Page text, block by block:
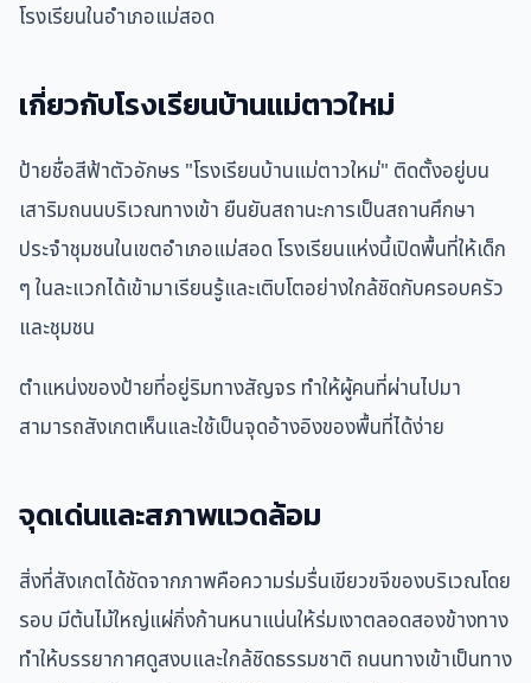
โรงเรียนในอำเภอแม่สอด
เกี่ยวกับโรงเรียนบ้านแม่ตาวใหม่
ป้ายชื่อสีฟ้าตัวอักษร "โรงเรียนบ้านแม่ตาวใหม่" ติดตั้งอยู่บน
เสาริมถนนบริเวณทางเข้า ยืนยันสถานะการเป็นสถานศึกษา
ประจำชุมชนในเขตอำเภอแม่สอด โรงเรียนแห่งนี้เปิดพื้นที่ให้เด็ก
ๆ ในละแวกได้เข้ามาเรียนรู้และเติบโตอย่างใกล้ชิดกับครอบครัว
และชุมชน
ตำแหน่งของป้ายที่อยู่ริมทางสัญจร ทำให้ผู้คนที่ผ่านไปมา
สามารถสังเกตเห็นและใช้เป็นจุดอ้างอิงของพื้นที่ได้ง่าย
จุดเด่นและสภาพแวดล้อม
สิ่งที่สังเกตได้ชัดจากภาพคือความร่มรื่นเขียวขจีของบริเวณโดย
รอบ มีต้นไม้ใหญ่แผ่กิ่งก้านหนาแน่นให้ร่มเงาตลอดสองข้างทาง
ทำให้บรรยากาศดูสงบและใกล้ชิดธรรมชาติ ถนนทางเข้าเป็นทาง